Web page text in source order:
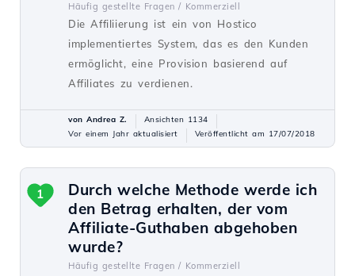
Häufig gestellte Fragen / Kommerziell
Die Affiliierung ist ein von Hostico
implementiertes System, das es den Kunden
ermöglicht, eine Provision basierend auf
Affiliates zu verdienen.
von Andrea Z.
Ansichten 1134
Vor einem Jahr aktualisiert
Veröffentlicht am 17/07/2018
Durch welche Methode werde ich
den Betrag erhalten, der vom
Affiliate-Guthaben abgehoben
wurde?
Häufig gestellte Fragen / Kommerziell
1